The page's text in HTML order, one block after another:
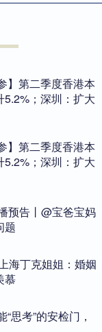
】第二季度香港本
；深圳：扩大
】第二季度香港本
；深圳：扩大
预告丨@宝爸宝妈
题
海丁克姐姐：婚姻
慕
思考”的安检门，